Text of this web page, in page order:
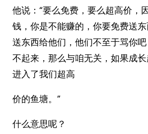
他说：“要么免费，要么超高价，
钱，你是不能赚的，你要免费送
送东西给他们，他们不至于骂你
不起来，那么与咱无关，如果成
进入了我们超高
价的鱼塘。”
什么意思呢？